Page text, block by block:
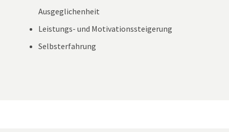
Ausgeglichenheit
Leistungs- und Motivationssteigerung
Selbsterfahrung